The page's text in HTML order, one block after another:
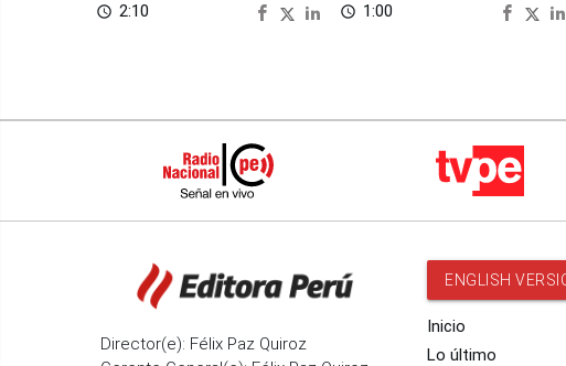
access_time 2:10 access_time 1:00
Director(e): Félix Paz Quiroz
ENGLISH
Inicio
Lo último